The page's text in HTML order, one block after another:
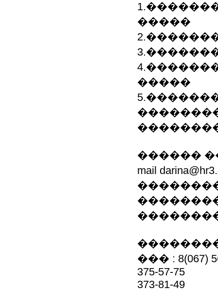
�����
�����
������
mail
��� : 8(067)
375-57-75
373-81-49